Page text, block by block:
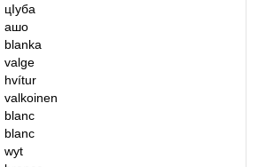
цIуба
ашо
blanka
valge
hvítur
valkoinen
blanc
blanc
wyt